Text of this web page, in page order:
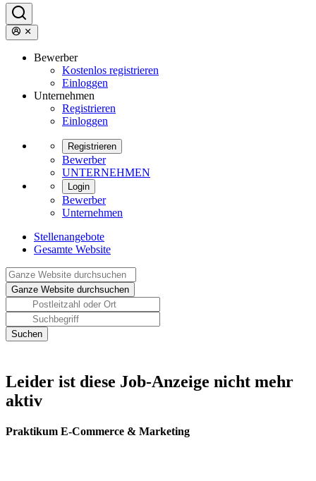
Bewerber
Kostenlos registrieren
Einloggen
Unternehmen
Registrieren
Einloggen
Registrieren
Bewerber
UNTERNEHMEN
Login
Bewerber
Unternehmen
Stellenangebote
Gesamte Website
Leider ist diese Job-Anzeige nicht mehr
aktiv
Praktikum E-Commerce & Marketing